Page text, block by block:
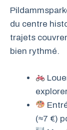
du centre
trajets
bien rythmé.
(≈7 €)